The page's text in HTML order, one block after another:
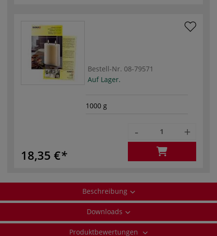
Bestell-Nr. 08-79571
Auf Lager.
1000 g
18,35 €
- +
Beschreibung
Downloads
Produktbewertungen